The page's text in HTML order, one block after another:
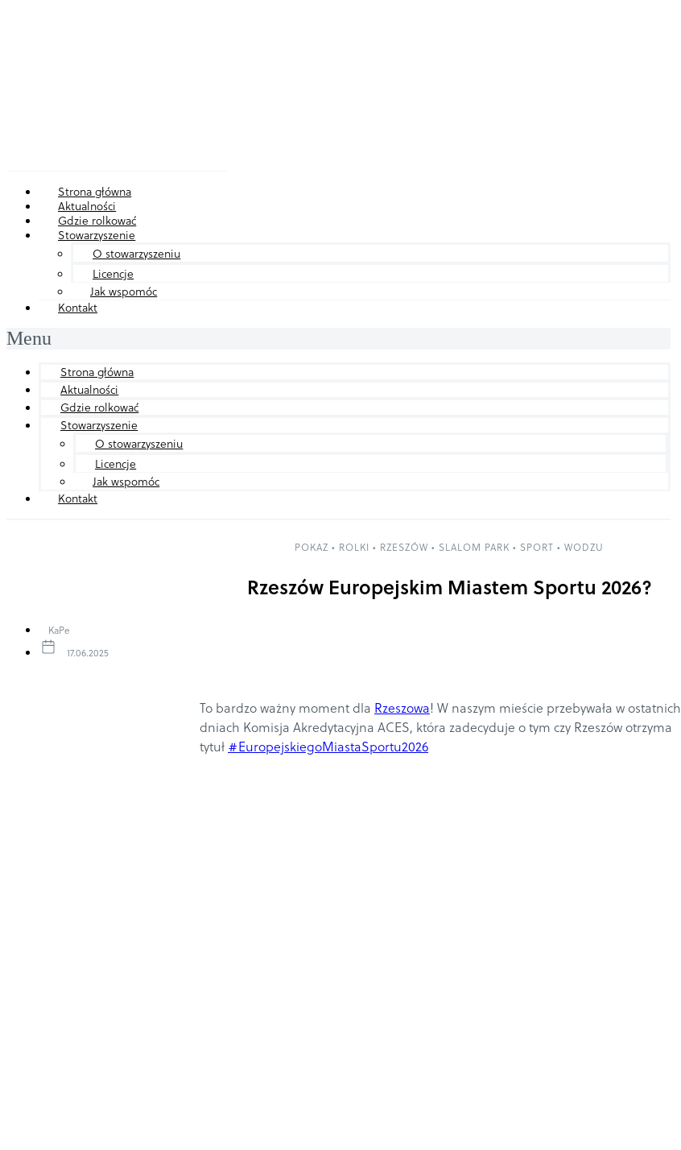
Strona główna
Aktualności
Gdzie rolkować
Stowarzyszenie
O stowarzyszeniu
Licencje
Jak wspomóc
Kontakt
Menu
Strona główna
Aktualności
Gdzie rolkować
Stowarzyszenie
O stowarzyszeniu
Licencje
Jak wspomóc
Kontakt
POKAZ • ROLKI • RZESZÓW • SLALOM PARK • SPORT • WODZU
Rzeszów Europejskim Miastem Sportu 2026?
KaPe
17.06.2025
To bardzo ważny moment dla Rzeszowa! W naszym mieście przebywała w ostatnich
dniach Komisja Akredytacyjna ACES, która zadecyduje o tym czy Rzeszów otrzyma
tytuł #EuropejskiegoMiastaSportu2026